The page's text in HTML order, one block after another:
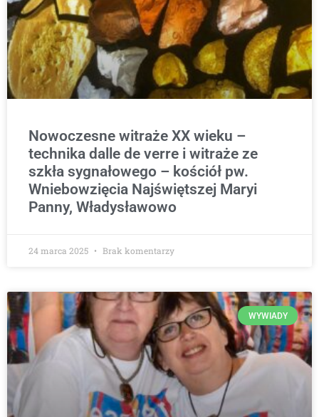
Nowoczesne witraże XX wieku –
technika dalle de verre i witraże ze
szkła sygnałowego – kościół pw.
Wniebowzięcia Najświętszej Maryi
Panny, Władysławowo
24 marca 2025 Brak komentarzy
WYWIADY